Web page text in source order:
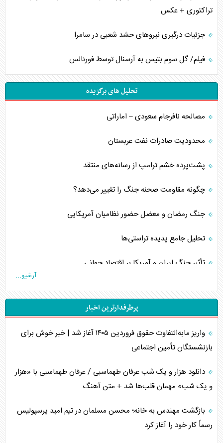
تراکتوری + عکس
جزئیات درگیری نیرو‌های حشد شعبی در سامرا
فیلم/ گل سوم بتیس به آرسنال توسط فورنالس
تحلیل های برگزیده
مصالحه نافرجام سعودی – اماراتی
محدودیت صادرات نفت عربستان
پشت‌پرده خشم ترامپ از رسانه‌های منتقد
چگونه مقاومت صحنه جنگ را تغییر می‌دهد؟
جنگ رمضان و معضل حضور نظامیان آمریکایی
تحلیل جامع پدیده تراستی‌ها
تأثیر جنگ ایران و آمریکا بر اقتصاد جهانی
تخریب پل‌ها در اوکراین و فروپاشی روایت دوگانه غرب
اربعین، کابوس مشترک تل‌آویو-واشنگتن
برنامه هفتم توسعه در نقطه کور سیاستگذاری
اوکراین بازوی مخرب آمریکا در غرب آسیا
اهمیت راهبردی اردن برای آمریکا
پیام، ظرفیت بالفعل‌نشده تجارت ایران
آرشیو...
پرطرفدارترین اخبار
واریز مابه‌التفاوت حقوق فروردین ۱۴۰۵ آغاز شد | خبر خوش برای
بازنشستگان تأمین اجتماعی
دانلود هزار و یک شب عرفان طهماسبی / عرفان طهماسبی با «هزار
و یک شب» مهمان قلب‌ها شد + متن آهنگ
بازگشت مهندس به خانه؛ محسن مسلمان در تیم امید پرسپولیس
رسماً کار خود را آغاز کرد